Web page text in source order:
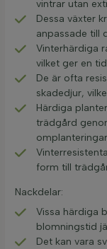
vintrar utan
Dessa växter
anpassade till
Vinterhärdiga
vilket ger en
De är ofta
skadedjur,
Härdiga
trädgård
form till
Nackdelar:
Vissa härdiga
blomningstid
Det kan vara